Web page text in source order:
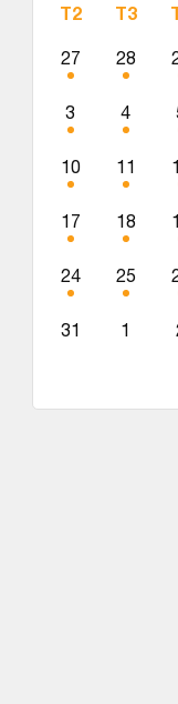
T2 T3
27 28
3 4
10 11
17 18
24 25
31 1